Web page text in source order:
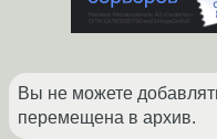
Вы не можете
перемещена в архив.